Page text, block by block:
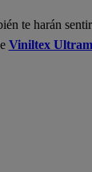
te harán
Viniltex